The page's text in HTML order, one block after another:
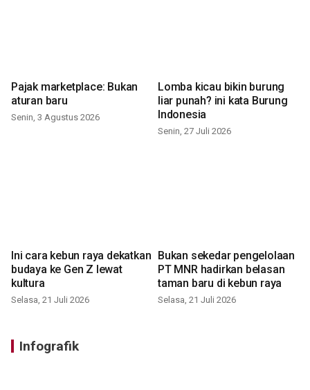
Pajak marketplace: Bukan
aturan baru
Senin, 3 Agustus 2026
Lomba kicau bikin burung
liar punah? ini kata Burung
Indonesia
Senin, 27 Juli 2026
Ini cara kebun raya dekatkan
budaya ke Gen Z lewat
kultura
Selasa, 21 Juli 2026
Bukan sekedar pengelolaan
PT MNR hadirkan belasan
taman baru di kebun raya
Selasa, 21 Juli 2026
Infografik